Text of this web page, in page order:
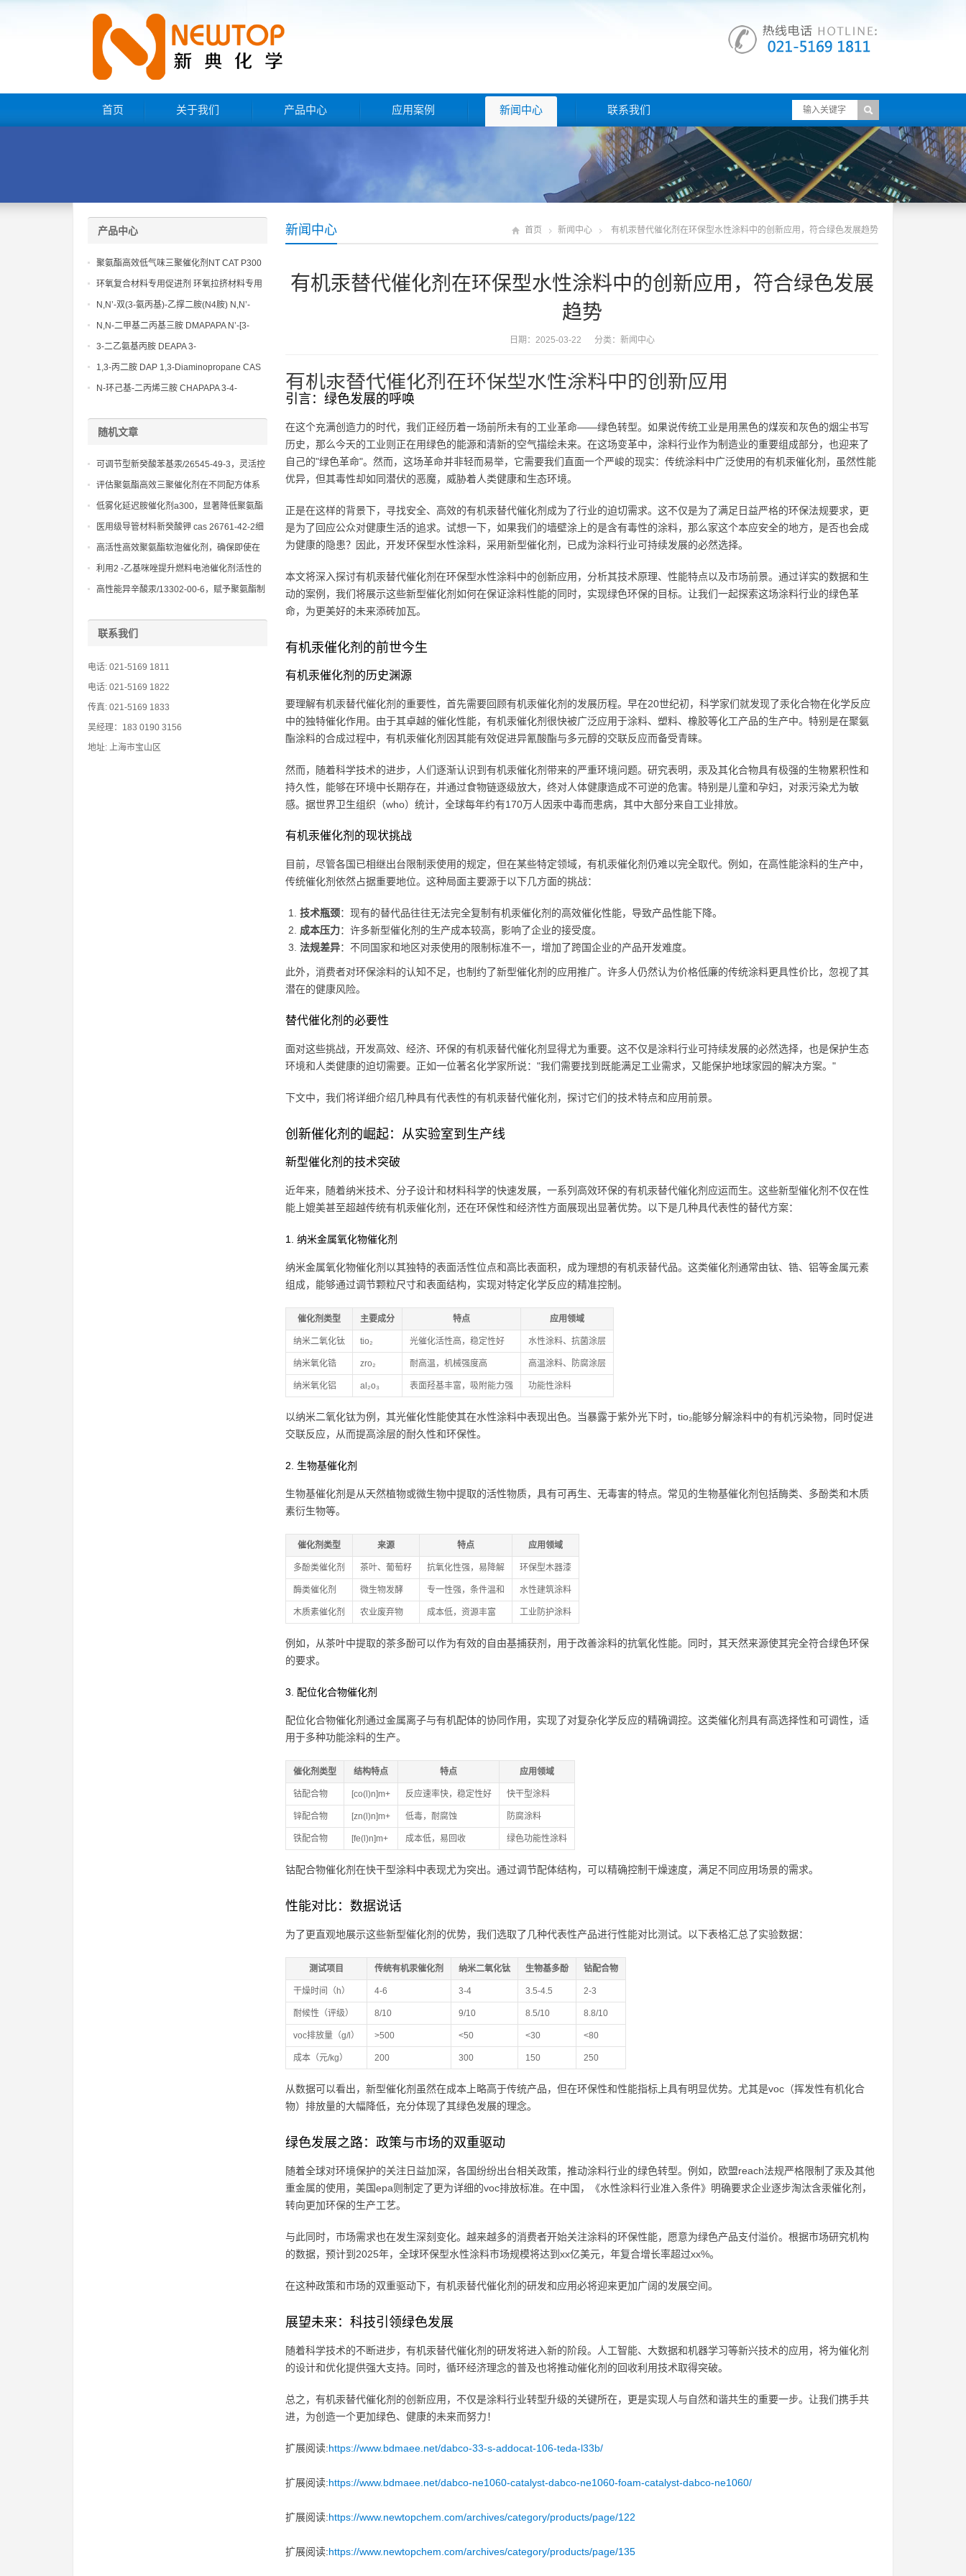
首页 关于我们 产品中心 应用案例 新闻中心 联系我们
新闻中心 首页 新闻中心 有机汞替代催化剂在环保型水性涂料中的创新应用，符合绿色发展趋势
有机汞替代催化剂在环保型水性涂料中的创新应用，符合绿色发展
趋势
日期：2025-03-22 分类： 新闻中心
有机汞替代催化剂在环保型水性涂料中的创新应用
引言：绿色发展的呼唤
在这个充满创造力的时代，我们正经历着一场前所未有的工业革命——绿色转型。如果说传统工业是用黑色的煤炭和灰色的烟尘书写
历史，那么今天的工业则正在用绿色的能源和清新的空气描绘未来。在这场变革中，涂料行业作为制造业的重要组成部分，也迎来了
自己的"绿色革命"。然而，这场革命并非轻而易举，它需要我们直面一个严峻的现实：传统涂料中广泛使用的有机汞催化剂，虽然性能
优异，但其毒性却如同潜伏的恶魔，威胁着人类健康和生态环境。
正是在这样的背景下，寻找安全、高效的有机汞替代催化剂成为了行业的迫切需求。这不仅是为了满足日益严格的环保法规要求，更
是为了回应公众对健康生活的追求。试想一下，如果我们的墙壁涂上的是含有毒性的涂料，那么家这个本应安全的地方，是否也会成
为健康的隐患？因此，开发环保型水性涂料，采用新型催化剂，已成为涂料行业可持续发展的必然选择。
本文将深入探讨有机汞替代催化剂在环保型水性涂料中的创新应用，分析其技术原理、性能特点以及市场前景。通过详实的数据和生
动的案例，我们将展示这些新型催化剂如何在保证涂料性能的同时，实现绿色环保的目标。让我们一起探索这场涂料行业的绿色革
命，为更美好的未来添砖加瓦。
有机汞催化剂的前世今生
有机汞催化剂的历史渊源
要理解有机汞替代催化剂的重要性，首先需要回顾有机汞催化剂的发展历程。早在20世纪初，科学家们就发现了汞化合物在化学反应
中的独特催化作用。由于其卓越的催化性能，有机汞催化剂很快被广泛应用于涂料、塑料、橡胶等化工产品的生产中。特别是在聚氨
酯涂料的合成过程中，有机汞催化剂因其能有效促进异氰酸酯与多元醇的交联反应而备受青睐。
然而，随着科学技术的进步，人们逐渐认识到有机汞催化剂带来的严重环境问题。研究表明，汞及其化合物具有极强的生物累积性和
持久性，能够在环境中长期存在，并通过食物链逐级放大，终对人体健康造成不可逆的危害。特别是儿童和孕妇，对汞污染尤为敏
感。据世界卫生组织（who）统计，全球每年约有170万人因汞中毒而患病，其中大部分来自工业排放。
有机汞催化剂的现状挑战
目前，尽管各国已相继出台限制汞使用的规定，但在某些特定领域，有机汞催化剂仍难以完全取代。例如，在高性能涂料的生产中，
传统催化剂依然占据重要地位。这种局面主要源于以下几方面的挑战：
技术瓶颈：现有的替代品往往无法完全复制有机汞催化剂的高效催化性能，导致产品性能下降。
成本压力：许多新型催化剂的生产成本较高，影响了企业的接受度。
法规差异：不同国家和地区对汞使用的限制标准不一，增加了跨国企业的产品开发难度。
此外，消费者对环保涂料的认知不足，也制约了新型催化剂的应用推广。许多人仍然认为价格低廉的传统涂料更具性价比，忽视了其
潜在的健康风险。
替代催化剂的必要性
面对这些挑战，开发高效、经济、环保的有机汞替代催化剂显得尤为重要。这不仅是涂料行业可持续发展的必然选择，也是保护生态
环境和人类健康的迫切需要。正如一位著名化学家所说："我们需要找到既能满足工业需求，又能保护地球家园的解决方案。"
下文中，我们将详细介绍几种具有代表性的有机汞替代催化剂，探讨它们的技术特点和应用前景。
创新催化剂的崛起：从实验室到生产线
新型催化剂的技术突破
近年来，随着纳米技术、分子设计和材料科学的快速发展，一系列高效环保的有机汞替代催化剂应运而生。这些新型催化剂不仅在性
能上媲美甚至超越传统有机汞催化剂，还在环保性和经济性方面展现出显著优势。以下是几种具代表性的替代方案：
1. 纳米金属氧化物催化剂
纳米金属氧化物催化剂以其独特的表面活性位点和高比表面积，成为理想的有机汞替代品。这类催化剂通常由钛、锆、铝等金属元素
组成，能够通过调节颗粒尺寸和表面结构，实现对特定化学反应的精准控制。
催化剂类型 主要成分 特点 应用领域
纳米二氧化钛 tio₂ 光催化活性高，稳定性好 水性涂料、抗菌涂层
纳米氧化锆 zro₂ 耐高温，机械强度高 高温涂料、防腐涂层
纳米氧化铝 al₂o₃ 表面羟基丰富，吸附能力强 功能性涂料
以纳米二氧化钛为例，其光催化性能使其在水性涂料中表现出色。当暴露于紫外光下时，tio₂能够分解涂料中的有机污染物，同时促进
交联反应，从而提高涂层的耐久性和环保性。
2. 生物基催化剂
生物基催化剂是从天然植物或微生物中提取的活性物质，具有可再生、无毒害的特点。常见的生物基催化剂包括酶类、多酚类和木质
素衍生物等。
催化剂类型 来源 特点 应用领域
多酚类催化剂 茶叶、葡萄籽 抗氧化性强，易降解 环保型木器漆
酶类催化剂 微生物发酵 专一性强，条件温和 水性建筑涂料
木质素催化剂 农业废弃物 成本低，资源丰富 工业防护涂料
例如，从茶叶中提取的茶多酚可以作为有效的自由基捕获剂，用于改善涂料的抗氧化性能。同时，其天然来源使其完全符合绿色环保
的要求。
3. 配位化合物催化剂
配位化合物催化剂通过金属离子与有机配体的协同作用，实现了对复杂化学反应的精确调控。这类催化剂具有高选择性和可调性，适
用于多种功能涂料的生产。
催化剂类型 结构特点 特点 应用领域
钴配合物 [co(l)n]m+ 反应速率快，稳定性好 快干型涂料
锌配合物 [zn(l)n]m+ 低毒，耐腐蚀 防腐涂料
铁配合物 [fe(l)n]m+ 成本低，易回收 绿色功能性涂料
钴配合物催化剂在快干型涂料中表现尤为突出。通过调节配体结构，可以精确控制干燥速度，满足不同应用场景的需求。
性能对比：数据说话
为了更直观地展示这些新型催化剂的优势，我们选取了几种代表性产品进行性能对比测试。以下表格汇总了实验数据：
测试项目 传统有机汞催化剂 纳米二氧化钛 生物基多酚 钴配合物
干燥时间（h） 4-6 3-4 3.5-4.5 2-3
耐候性（评级） 8/10 9/10 8.5/10 8.8/10
voc排放量（g/l） >500 <50 <30 <80
成本（元/kg） 200 300 150 250
从数据可以看出，新型催化剂虽然在成本上略高于传统产品，但在环保性和性能指标上具有明显优势。尤其是voc（挥发性有机化合
物）排放量的大幅降低，充分体现了其绿色发展的理念。
绿色发展之路：政策与市场的双重驱动
随着全球对环境保护的关注日益加深，各国纷纷出台相关政策，推动涂料行业的绿色转型。例如，欧盟reach法规严格限制了汞及其他
重金属的使用，美国epa则制定了更为详细的voc排放标准。在中国，《水性涂料行业准入条件》明确要求企业逐步淘汰含汞催化剂，
转向更加环保的生产工艺。
与此同时，市场需求也在发生深刻变化。越来越多的消费者开始关注涂料的环保性能，愿意为绿色产品支付溢价。根据市场研究机构
的数据，预计到2025年，全球环保型水性涂料市场规模将达到xx亿美元，年复合增长率超过xx%。
在这种政策和市场的双重驱动下，有机汞替代催化剂的研发和应用必将迎来更加广阔的发展空间。
展望未来：科技引领绿色发展
随着科学技术的不断进步，有机汞替代催化剂的研发将进入新的阶段。人工智能、大数据和机器学习等新兴技术的应用，将为催化剂
的设计和优化提供强大支持。同时，循环经济理念的普及也将推动催化剂的回收利用技术取得突破。
总之，有机汞替代催化剂的创新应用，不仅是涂料行业转型升级的关键所在，更是实现人与自然和谐共生的重要一步。让我们携手共
进，为创造一个更加绿色、健康的未来而努力！
扩展阅读:https://www.bdmaee.net/dabco-33-s-addocat-106-teda-l33b/
扩展阅读:https://www.bdmaee.net/dabco-ne1060-catalyst-dabco-ne1060-foam-catalyst-dabco-ne1060/
扩展阅读:https://www.newtopchem.com/archives/category/products/page/122
扩展阅读:https://www.newtopchem.com/archives/category/products/page/135
产品中心
聚氨酯高效低气味三聚催化剂NT CAT P300
环氧复合材料专用促进剂 环氧拉挤材料专用
促进剂 NT EP 120
N,N’-双(3-氨丙基)-乙撑二胺(N4胺) N,N’-
Bis(3-aminopropyl)-ethylenediamine CAS
No10563-26-5
N,N-二甲基二丙基三胺 DMAPAPA N’-[3-
(dimethylamino)propyllpropane-1,3-
diamine CAS No10563-29-8
3-二乙氨基丙胺 DEAPA 3-
(Diethylamino)propylamine CAS No 104-
1,3-丙二胺 DAP 1,3-Diaminopropane CAS
No 109-76-2
N-环己基-二丙烯三胺 CHAPAPA 3-4-
随机文章
可调节型新癸酸苯基汞/26545-49-3，灵活控
制反应速度，满足不同生产需求
评估聚氨酯高效三聚催化剂在不同配方体系
下的长效存储稳定性与可靠性
低雾化延迟胺催化剂a300，显著降低聚氨酯
泡沫的voc排放，实现环保生产
医用级导管材料新癸酸钾 cas 26761-42-2细
胞相容性催化优化工艺
高活性高效聚氨酯软泡催化剂，确保即使在
低温下也能快速反应
利用2 -乙基咪唑提升燃料电池催化剂活性的
研究进展
高性能异辛酸汞/13302-00-6，赋予聚氨酯制
联系我们
电话: 021-5169 1811
电话: 021-5169 1822
传真: 021-5169 1833
吴经理：183 0190 3156
地址: 上海市宝山区